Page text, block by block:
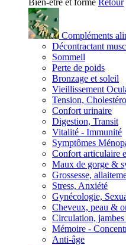
Bien-être et forme Retour
Compléments
Décontractant
Sommeil
Perte de poids
Bronzage et soleil
Vieillissement
Tension,
Confort urinaire
Digestion, Transit
Vitalité - Immunité
Symptômes
Confort articulaire
Maux de gorge &
Grossesse,
Stress, Anxiété
Gynécologie,
Cheveux, peau &
Circulation, jambes
Mémoire -
Anti-âge